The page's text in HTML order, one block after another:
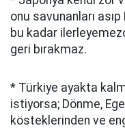
onu savunanları
bu kadar
geri bırakmaz.
* Türkiye ayakta
istiyorsa; Dönme,
kösteklerinden ve